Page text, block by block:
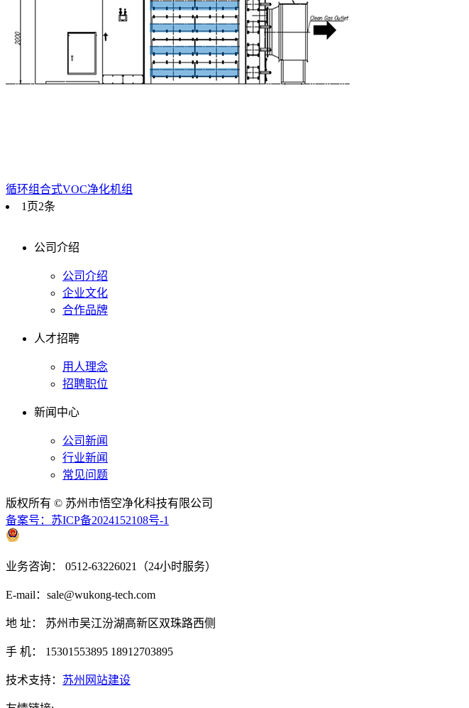
循环组合式VOC净化机组
1页2条
公司介绍
公司介绍
企业文化
合作品牌
人才招聘
用人理念
招聘职位
新闻中心
公司新闻
行业新闻
常见问题
版权所有 © 苏州市悟空净化科技有限公司
备案号：苏ICP备2024152108号-1
业务咨询： 0512-63226021（24小时服务）
E-mail：sale@wukong-tech.com
地 址： 苏州市吴江汾湖高新区双珠路西侧
手 机： 15301553895 18912703895
技术支持： 苏州网站建设